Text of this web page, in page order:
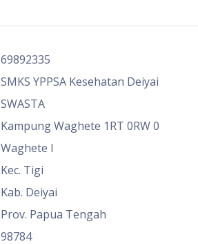
69892335
SMKS YPPSA Kesehatan Deiyai
SWASTA
Kampung Waghete 1RT 0RW 0
Waghete I
Kec. Tigi
Kab. Deiyai
Prov. Papua Tengah
98784